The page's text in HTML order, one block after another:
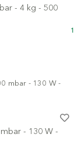
- 4 kg - 500
1
- 130 W -